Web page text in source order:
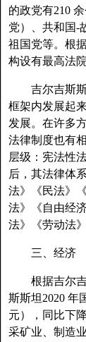
的政党有210
党）、共和国-
祖国党等。根
构设有最高法
吉尔吉斯斯
框架内发展起
发展。在许多
法律制度也有
层级：宪法性
后，其法律体
法》《民法》
法》《自由经
法》《劳动法
三、经济
根据吉尔吉
斯斯坦2020 年
元），同比下
采矿业、制造